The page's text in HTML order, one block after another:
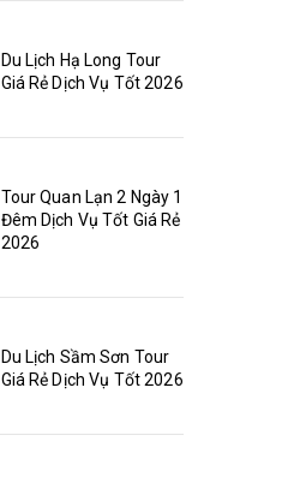
Du Lịch Hạ Long Tour
Giá Rẻ Dịch Vụ Tốt 2026
Tour Quan Lạn 2 Ngày 1
Đêm Dịch Vụ Tốt Giá Rẻ
2026
Du Lịch Sầm Sơn Tour
Giá Rẻ Dịch Vụ Tốt 2026